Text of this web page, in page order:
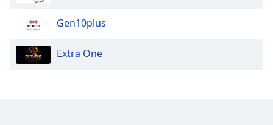
Gen10plus
Extra One